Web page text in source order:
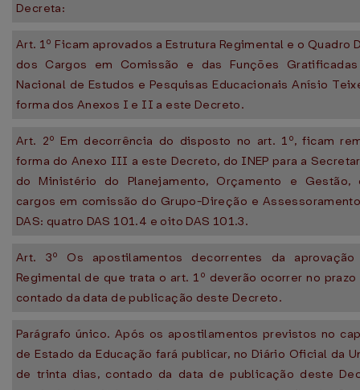
Decreta:
Art. 1º Ficam aprovados a Estrutura Regimental e o Quadro
dos Cargos em Comissão e das Funções
Nacional de Estudos e Pesquisas Educacionais Anísio
forma dos Anexos I e II a este Decreto.
Art. 2º Em decorrência do disposto no art. 1º, ficam
forma do Anexo III a este Decreto, do INEP para a
do Ministério do Planejamento, Orçamento e Gestão,
cargos em comissão do Grupo-Direção e
DAS: quatro DAS 101.4 e oito DAS 101.3.
Art. 3º Os apostilamentos decorrentes da aprovação
Regimental de que trata o art. 1º deverão ocorrer no
contado da data de publicação deste Decreto.
Parágrafo único. Após os apostilamentos previstos no
de Estado da Educação fará publicar, no Diário Oficial da
de trinta dias, contado da data de publicação deste